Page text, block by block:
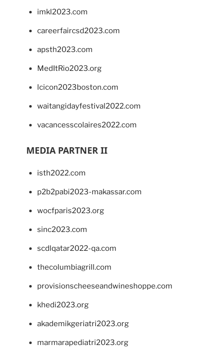
imkl2023.com
careerfaircsd2023.com
apsth2023.com
MedItRio2023.org
lcicon2023boston.com
waitangidayfestival2022.com
vacancesscolaires2022.com
MEDIA PARTNER II
isth2022.com
p2b2pabi2023-makassar.com
wocfparis2023.org
sinc2023.com
scdlqatar2022-qa.com
thecolumbiagrill.com
provisionscheeseandwineshoppe.com
khedi2023.org
akademikgeriatri2023.org
marmarapediatri2023.org